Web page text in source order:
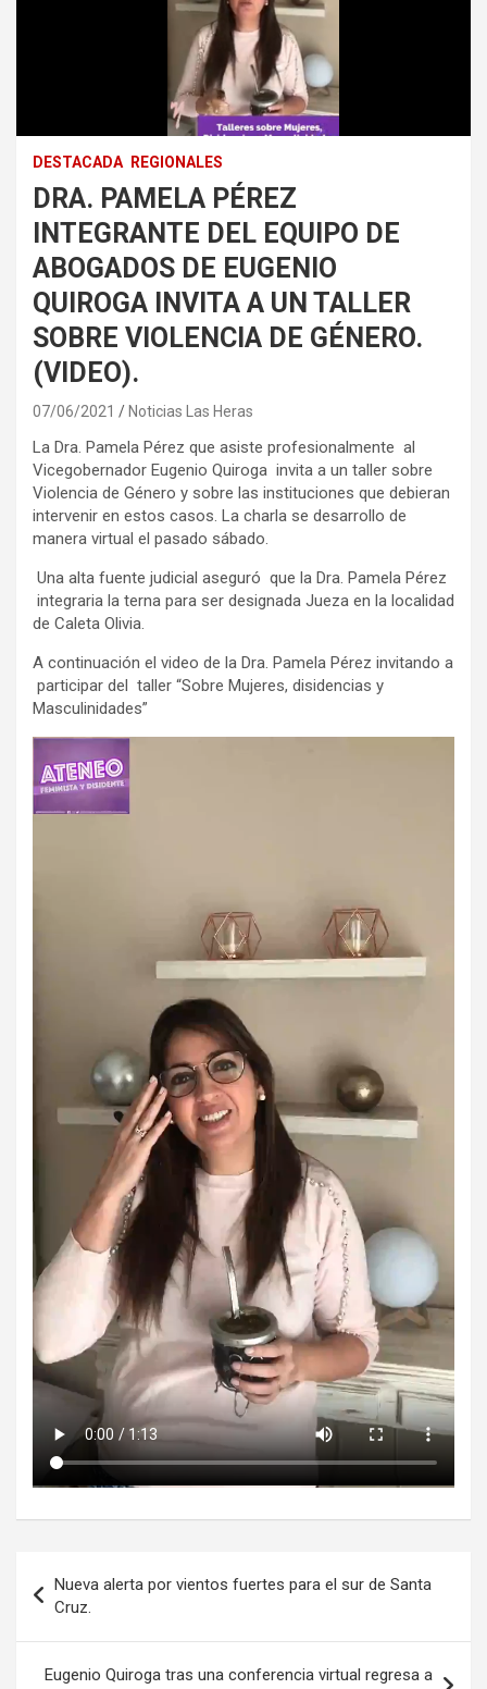
DESTACADA REGIONALES
DRA. PAMELA PÉREZ
INTEGRANTE DEL EQUIPO DE
ABOGADOS DE EUGENIO
QUIROGA INVITA A UN TALLER
SOBRE VIOLENCIA DE GÉNERO.
(VIDEO).
07/06/2021 Noticias Las Heras
La Dra. Pamela Pérez que asiste profesionalmente al
Vicegobernador Eugenio Quiroga invita a un taller sobre
Violencia de Género y sobre las instituciones que debieran
intervenir en estos casos. La charla se desarrollo de
manera virtual el pasado sábado.
Una alta fuente judicial aseguró que la Dra. Pamela Pérez
integraria la terna para ser designada Jueza en la localidad
de Caleta Olivia.
A continuación el video de la Dra. Pamela Pérez invitando a
participar del taller “Sobre Mujeres, disidencias y
Masculinidades”
de
entradas
Nueva alerta por vientos fuertes para el sur de Santa
Cruz.
Eugenio Quiroga tras una conferencia virtual regresa a